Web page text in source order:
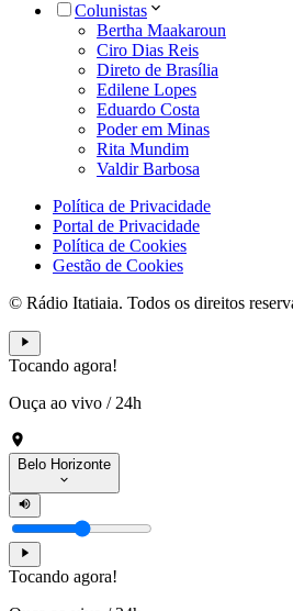
Colunistas
Bertha Maakaroun
Ciro Dias Reis
Direto de Brasília
Edilene Lopes
Eduardo Costa
Poder em Minas
Rita Mundim
Valdir Barbosa
Política de Privacidade
Portal de Privacidade
Política de Cookies
Gestão de Cookies
© Rádio Itatiaia. Todos os direitos
Tocando agora!
Ouça ao vivo / 24h
Belo Horizonte
Tocando agora!